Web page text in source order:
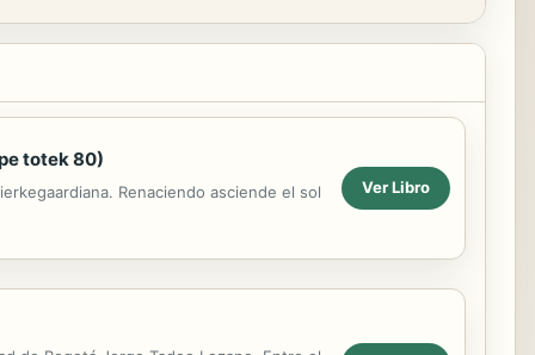
totek 80)
Renaciendo asciende el sol Ver Libro